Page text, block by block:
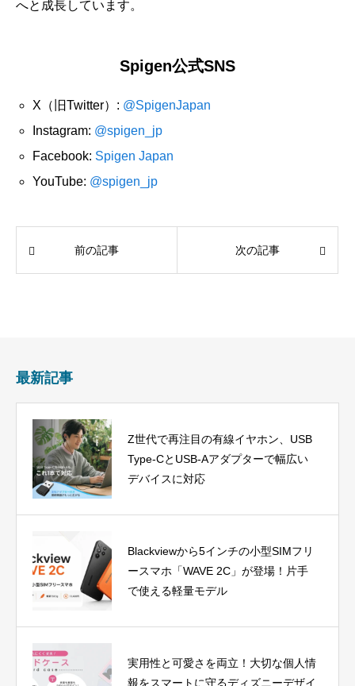
へと成長しています。
Spigen公式SNS
X（旧Twitter）: @SpigenJapan
Instagram: @spigen_jp
Facebook: Spigen Japan
YouTube: @spigen_jp
前の記事 次の記事
最新記事
Z世代で再注目の有線イヤホン、USB
Type-CとUSB-Aアダプターで幅広い
デバイスに対応
Blackviewから5インチの小型SIMフリ
ースマホ「WAVE 2C」が登場！片手
で使える軽量モデル
実用性と可愛さを両立！大切な個人情
報をスマートに守るディズニーデザイ